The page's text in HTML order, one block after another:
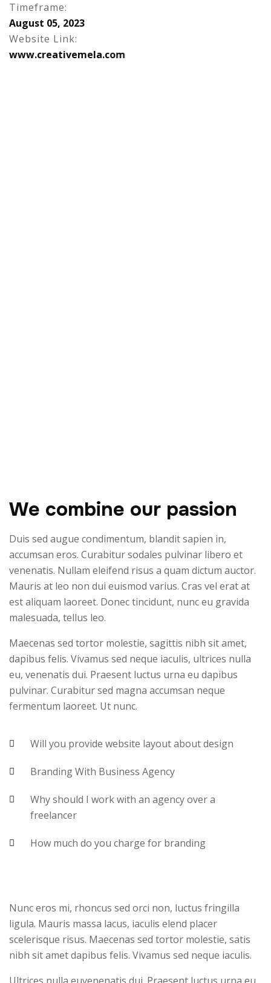
Timeframe:
August 05, 2023
Website Link:
www.creativemela.com
We combine our passion
Duis sed augue condimentum, blandit sapien in,
accumsan eros. Curabitur sodales pulvinar libero et
venenatis. Nullam eleifend risus a quam dictum auctor.
Mauris at leo non dui euismod varius. Cras vel erat at
est aliquam laoreet. Donec tincidunt, nunc eu gravida
malesuada, tellus leo.
Maecenas sed tortor molestie, sagittis nibh sit amet,
dapibus felis. Vivamus sed neque iaculis, ultrices nulla
eu, venenatis dui. Praesent luctus urna eu dapibus
pulvinar. Curabitur sed magna accumsan neque
fermentum laoreet. Ut nunc.
Will you provide website layout about design
Branding With Business Agency
Why should I work with an agency over a
freelancer
How much do you charge for branding
Nunc eros mi, rhoncus sed orci non, luctus fringilla
ligula. Mauris massa lacus, iaculis elend placer
scelerisque risus. Maecenas sed tortor molestie, satis
nibh sit amet dapibus felis. Vivamus sed neque iaculis.